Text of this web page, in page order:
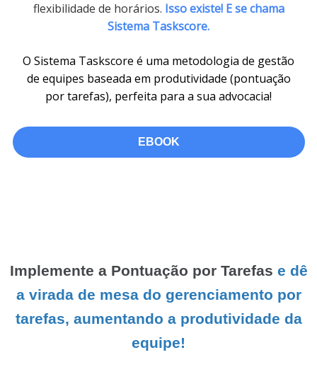
flexibilidade de horários. Isso existe! E se chama
Sistema Taskscore.
O Sistema Taskscore é uma metodologia de gestão
de equipes baseada em produtividade (pontuação
por tarefas), perfeita para a sua advocacia!
EBOOK
Implemente a Pontuação por Tarefas e dê
a virada de mesa do gerenciamento por
tarefas, aumentando a produtividade da
equipe!